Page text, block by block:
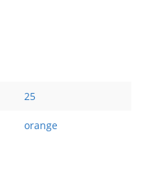
25
orange